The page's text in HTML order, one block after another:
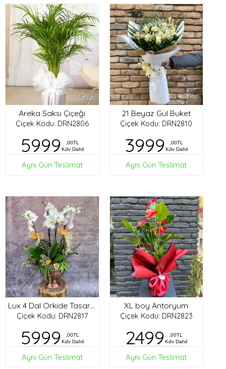
Areka Saksı Çiçeği
Çiçek Kodu: DRN2806
5999
,00TL
Kdv Dahil
Aynı Gün Teslimat
21 Beyaz Gül Buket
Çiçek Kodu: DRN2810
3999
,00TL
Kdv Dahil
Aynı Gün Teslimat
Lux 4 Dal Orkide Tasarım
Çiçek Kodu: DRN2817
5999
,00TL
Kdv Dahil
Aynı Gün Teslimat
XL boy Antoryum
Çiçek Kodu: DRN2823
2499
,00TL
Kdv Dahil
Aynı Gün Teslimat